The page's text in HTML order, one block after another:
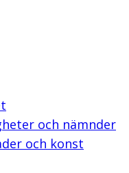
och nämnder
och konst